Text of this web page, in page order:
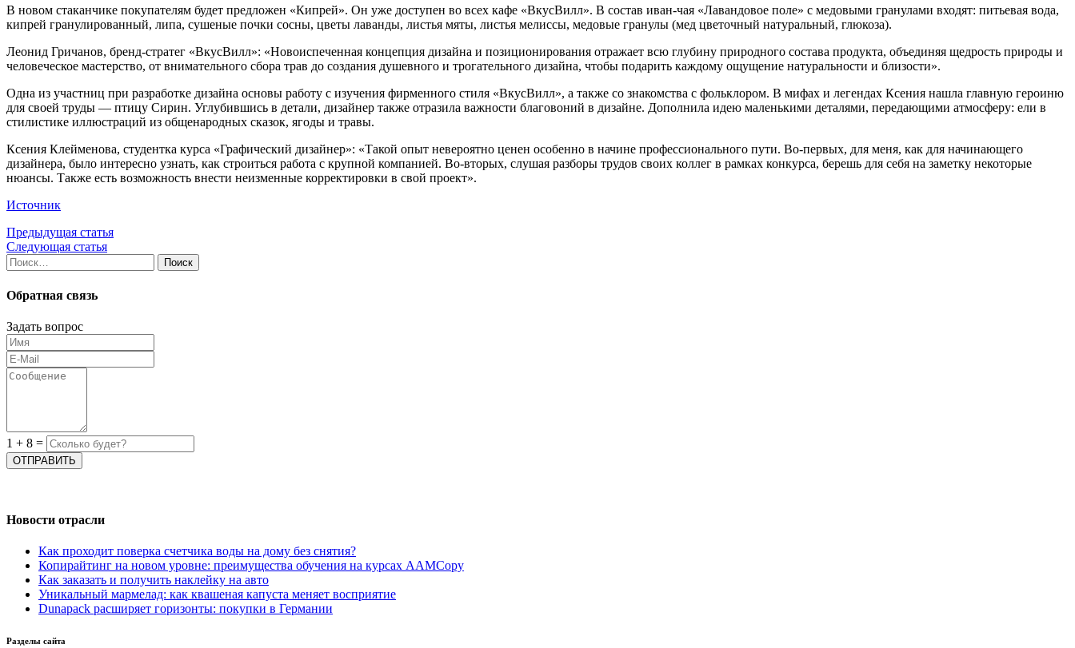
В новом стаканчике покупателям будет предложен «Кипрей». Он уже доступен во всех кафе «ВкусВилл». В состав иван-чая «Лавандовое поле» с медовыми гранулами входят: питьевая вода,
кипрей гранулированный, липа, сушеные почки сосны, цветы лаванды, листья мяты, листья мелиссы, медовые гранулы (мед цветочный натуральный, глюкоза).
Леонид Гричанов, бренд-стратег «ВкусВилл»: «Новоиспеченная концепция дизайна и позиционирования отражает всю глубину природного состава продукта, объединяя щедрость природы и
человеческое мастерство, от внимательного сбора трав до создания душевного и трогательного дизайна, чтобы подарить каждому ощущение натуральности и близости».
Одна из участниц при разработке дизайна основы работу с изучения фирменного стиля «ВкусВилл», а также со знакомства с фольклором. В мифах и легендах Ксения нашла главную героиню
для своей труды — птицу Сирин. Углубившись в детали, дизайнер также отразила важности благовоний в дизайне. Дополнила идею маленькими деталями, передающими атмосферу: ели в
стилистике иллюстраций из общенародных сказок, ягоды и травы.
Ксения Клейменова, студентка курса «Графический дизайнер»: «Такой опыт невероятно ценен особенно в начине профессионального пути. Во-первых, для меня, как для начинающего
дизайнера, было интересно узнать, как строиться работа с крупной компанией. Во-вторых, слушая разборы трудов своих коллег в рамках конкурса, берешь для себя на заметку некоторые
нюансы. Также есть возможность внести неизменные корректировки в свой проект».
Источник
Предыдущая статья
Следующая статья
Найти:
Обратная связь
Задать вопрос
1 + 8 =
Новости отрасли
Как проходит поверка счетчика воды на дому без снятия?
Копирайтинг на новом уровне: преимущества обучения на курсах AAMCopy
Как заказать и получить наклейку на авто
Уникальный мармелад: как квашеная капуста меняет восприятие
Dunapack расширяет горизонты: покупки в Германии
Разделы сайта